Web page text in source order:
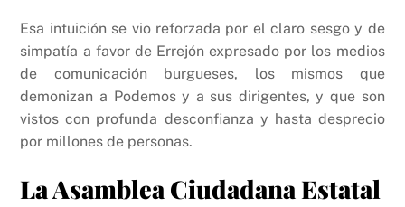
Esa intuición se vio reforzada por el claro sesgo y de
simpatía a favor de Errejón expresado por los medios
de comunicación burgueses, los mismos que
demonizan a Podemos y a sus dirigentes, y que son
vistos con profunda desconfianza y hasta desprecio
por millones de personas.
La Asamblea Ciudadana Estatal